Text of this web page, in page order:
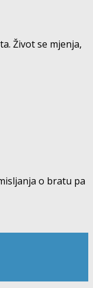
Život se mjenja,
o bratu pa